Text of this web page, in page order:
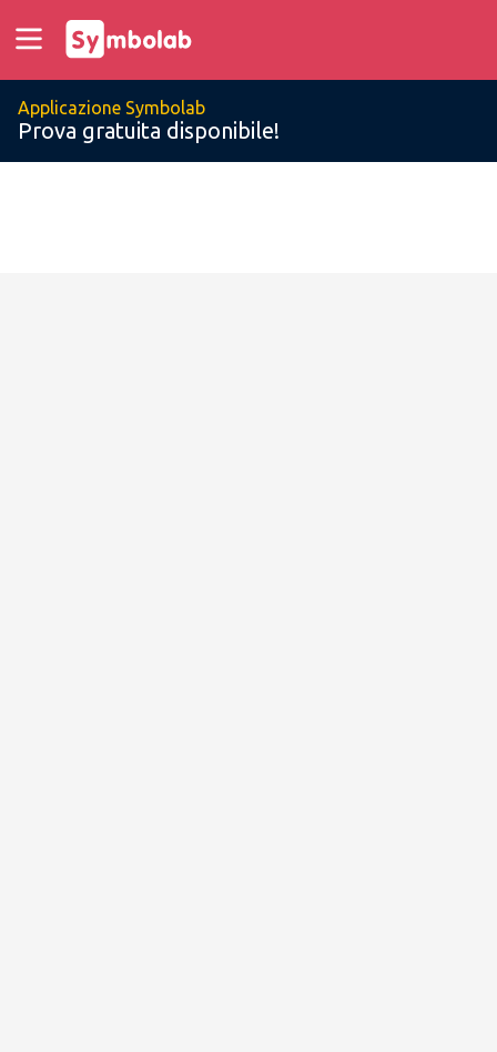
Applicazione Symbolab
Prova gratuita disponibile!